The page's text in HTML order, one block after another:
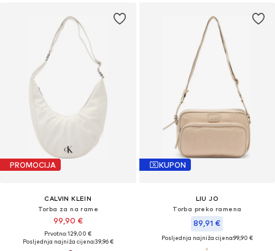
PROMOCIJA
CALVIN KLEIN
Torba za na rame
99,90 €
Prvotno: 129,00 €
Posljednja najniža cijena:39,96 €
KUPON
LIU JO
Torba preko ramena
89,91 €
Posljednja najniža cijena:99,90 €